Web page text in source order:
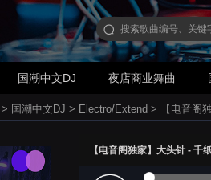
国潮中文DJ 夜店商业舞曲
> 国潮中文DJ > Electro/Extend > 【电音阁
【电音阁独家】大头针 -